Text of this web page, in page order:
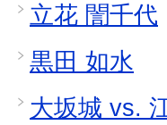
立花 誾千代
黒田 如水
大坂城 vs.